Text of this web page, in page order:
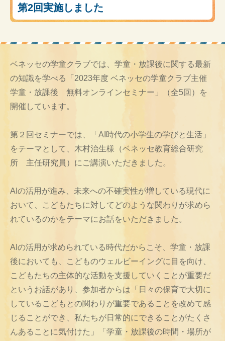
第2回実施しました
ベネッセの学童クラブでは、学童・放課後に関する最新
の知識を学べる「2023年度 ベネッセの学童クラブ主催
学童・放課後 無料オンラインセミナー」（全5回）を
開催しています。
第２回セミナーでは、「AI時代の小学生の学びと生活」
をテーマとして、木村治生様（ベネッセ教育総合研究
所 主任研究員）にご講演いただきました。
AIの活用が進み、未来への不確実性が増している現代に
おいて、こどもたちに対してどのような関わりが求めら
れているのかをテーマにお話をいただきました。
AIの活用が求められている時代だからこそ、学童・放課
後においても、こどものウェルビーイングに目を向け、
こどもたちの主体的な活動を支援していくことが重要だ
というお話があり、参加者からは「日々の保育で大切に
しているこどもとの関わりが重要であることを改めて感
じることができ、私たちが日常的にできることがたくさ
んあることに気付けた」「学童・放課後の時間・場所が